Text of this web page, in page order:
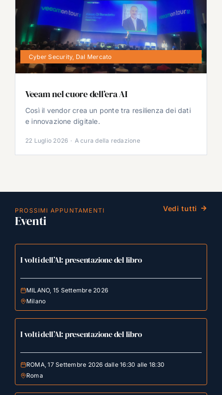
Cyber Security, Dal Mercato
Veeam nel cuore dell’era AI
Così il vendor crea un ponte tra resilienza dei dati
e innovazione digitale.
22 Luglio 2026 · A cura della redazione
PROSSIMI APPUNTAMENTI
Eventi
Vedi tutti
I volti dell’AI: presentazione del libro
MILANO, 15 Settembre 2026
Milano
I volti dell’AI: presentazione del libro
ROMA, 17 Settembre 2026 dalle 16:30 alle 18:30
Roma